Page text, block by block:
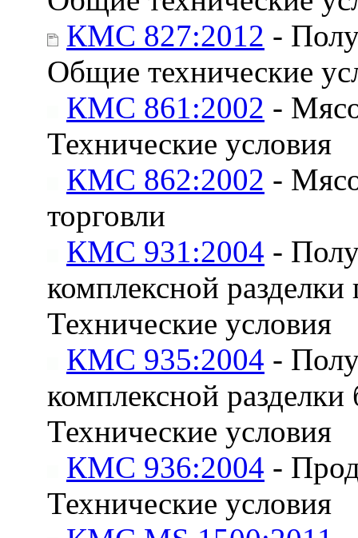
КМС 827:2012 -
Общие технические
КМС 861:2002 -
Технические условия
КМС 862:2002 -
торговли
КМС 931:2004 -
комплексной
Технические условия
КМС 935:2004 -
комплексной
Технические условия
КМС 936:2004 -
Технические условия